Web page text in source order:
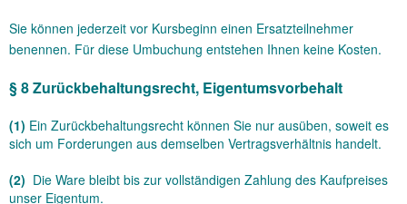
Sie können jederzeit vor Kursbeginn einen Ersatzteilnehmer
benennen. Für diese Umbuchung entstehen Ihnen keine Kosten.
§ 8 Zurückbehaltungsrecht, Eigentumsvorbehalt
(1) Ein Zurückbehaltungsrecht können Sie nur ausüben, soweit es
sich um Forderungen aus demselben Vertragsverhältnis handelt.
(2) Die Ware bleibt bis zur vollständigen Zahlung des Kaufpreises
unser Eigentum.